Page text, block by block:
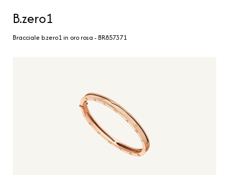
B.zero1
Bracciale b.zero1 in oro rosa - BR857371